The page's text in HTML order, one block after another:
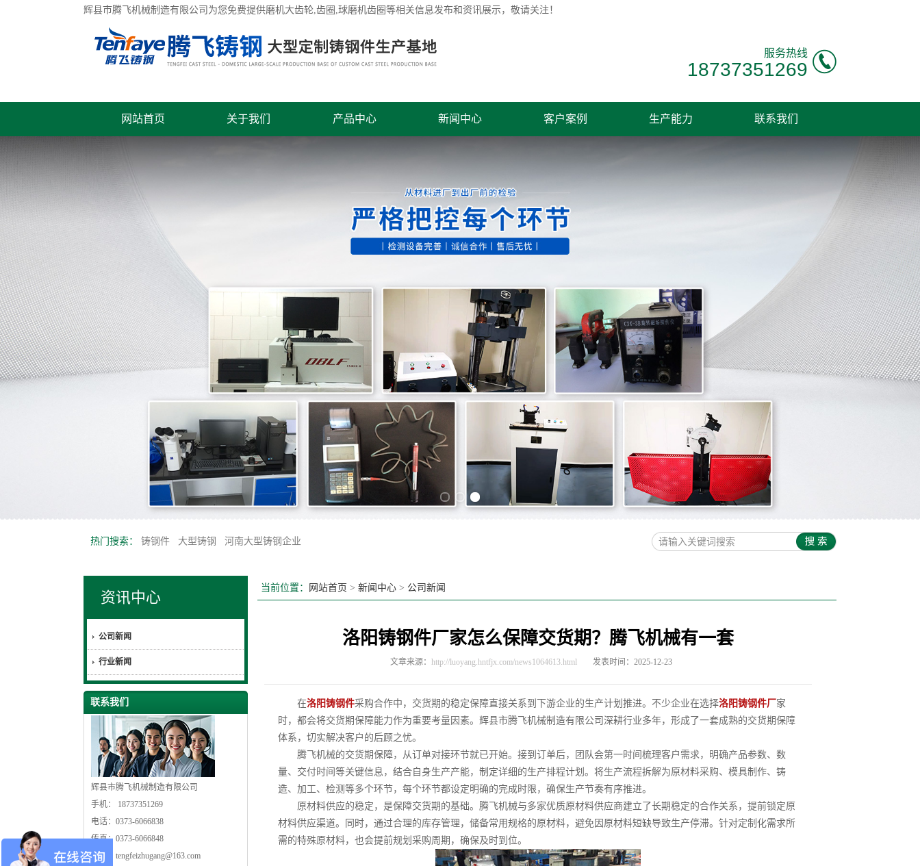
辉县市腾飞机械制造有限公司为您免费提供磨机大齿轮,齿圈,球磨机齿圈等相关信息发布和资讯展示，敬请关注！
服务热线
18737351269
网站首页 关于我们 产品中心 新闻中心 客户案例 生产能力 联系我们
热门搜索： 铸钢件 大型铸钢 河南大型铸钢企业
资讯中心
公司新闻
行业新闻
联系我们
辉县市腾飞机械制造有限公司
手机： 18737351269
电话：0373-6066838
传真：0373-6066848
邮箱： tengfeizhugang@163.com
当前位置： 网站首页 > 新闻中心 > 公司新闻
洛阳铸钢件厂家怎么保障交货期？腾飞机械有一套
文章来源： http://luoyang.hntfjx.com/news1064613.html 发表时间：2025-12-23
在洛阳铸钢件采购合作中，交货期的稳定保障直接关系到下游企业的生产计划推进。不少企业在选择洛阳铸钢件厂 家
时，都会将交货期保障能力作为重要考量因素。辉县市腾飞机械制造有限公司深耕行业多年，形成了一套成熟的交货期保障
体系，切实解决客户的后顾之忧。
腾飞机械的交货期保障，从订单对接环节就已开始。接到订单后，团队会第一时间梳理客户需求，明确产品参数、数
量、交付时间等关键信息，结合自身生产产能，制定详细的生产排程计划。将生产流程拆解为原材料采购、模具制作、铸
造、加工、检测等多个环节，每个环节都设定明确的完成时限，确保生产节奏有序推进。
原材料供应的稳定，是保障交货期的基础。腾飞机械与多家优质原材料供应商建立了长期稳定的合作关系，提前锁定原
材料供应渠道。同时，通过合理的库存管理，储备常用规格的原材料，避免因原材料短缺导致生产停滞。针对定制化需求所
需的特殊原材料，也会提前规划采购周期，确保及时到位。